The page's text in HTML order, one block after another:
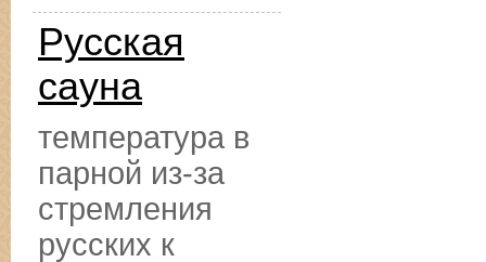
Русская
сауна
температура в
парной из-за
стремления
русских к